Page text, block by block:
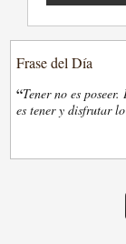
Frase del Día
“Tener no es
es tener y disfrutar